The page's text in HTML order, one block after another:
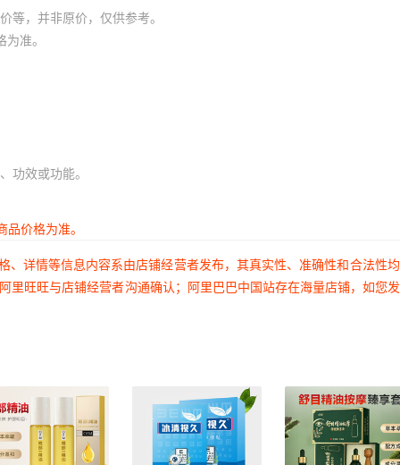
等，并非原价，仅供参考。
准。
功效或功能。
价格为准。
详情等信息内容系由店铺经营者发布，其真实性、准确性和合法性
旺旺与店铺经营者沟通确认；阿里巴巴中国站存在海量店铺，如您